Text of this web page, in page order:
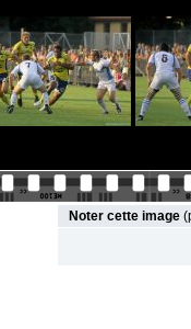
Noter cette image